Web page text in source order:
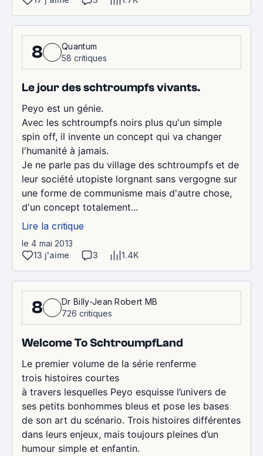
8
Quantum
58 critiques
Le jour des schtroumpfs vivants.
Peyo est un génie.
Avec les schtroumpfs noirs plus qu'un simple
spin off, il invente un concept qui va changer
l'humanité à jamais.
Je ne parle pas du village des schtroumpfs et de
leur société utopiste lorgnant sans vergogne sur
une forme de communisme mais d'autre chose,
d'un concept totalement...
Lire la critique
le 4 mai 2013
13 j'aime
3 1.4K
8
Dr Billy-Jean Robert MB
726 critiques
Welcome To SchtroumpfLand
Le premier volume de la série renferme
trois histoires courtes
à travers lesquelles Peyo esquisse l’univers de
ses petits bonhommes bleus et pose les bases
de son art du scénario. Trois histoires différentes
dans leurs enjeux, mais toujours pleines d’un
humour simple et enfantin.